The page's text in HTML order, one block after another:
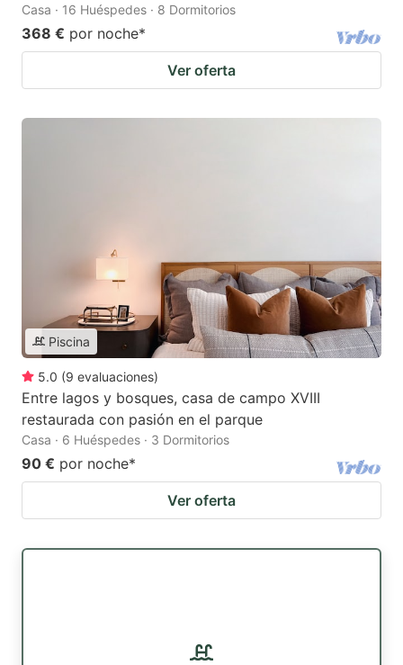
Casa · 16 Huéspedes · 8 Dormitorios
368 € por noche*
Ver oferta
Piscina
5.0 (9 evaluaciones)
Entre lagos y bosques, casa de campo XVIII
restaurada con pasión en el parque
Casa · 6 Huéspedes · 3 Dormitorios
90 € por noche*
Ver oferta